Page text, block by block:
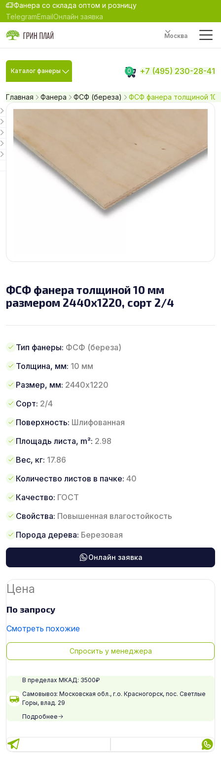
Фанера со склада оптом и розницу
TelegramEmailОнлайн заявка
Москва
Каталог фанеры 0 +7 (495) 230-28-41
Главная Фанера ФСФ (береза) ФСФ фанера толщиной 10
ФСФ фанера толщиной 10 мм
размером 2440х1220, сорт 2/4
Тип фанеры: ФСФ (береза)
Толщина, мм: 10 мм
Размер, мм: 2440х1220
Сорт: 2/4
Поверхность: Шлифованная
Площадь листа, m²: 2.98
Вес, кг: 17.86
Количество листов в пачке: 40
Качество: ГОСТ
Свойства: Повышенная влагостойкость
Порода дерева: Березовая
Онлайн заявка
Цена
По запросу
Смотреть похожие
Спросить у менеджера
В пределах МКАД: 3500₽
Самовывоз: Московская обл., г.о. Красногорск, пос. Светлые
Горы, влад. 29
Подробнее